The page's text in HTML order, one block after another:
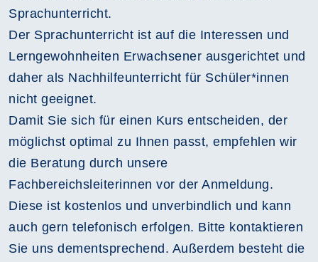
Sprachunterricht.
Der Sprachunterricht ist auf die Interessen und
Lerngewohnheiten Erwachsener ausgerichtet und
daher als Nachhilfeunterricht für Schüler*innen
nicht geeignet.
Damit Sie sich für einen Kurs entscheiden, der
möglichst optimal zu Ihnen passt, empfehlen wir
die Beratung durch unsere
Fachbereichsleiterinnen vor der Anmeldung.
Diese ist kostenlos und unverbindlich und kann
auch gern telefonisch erfolgen. Bitte kontaktieren
Sie uns dementsprechend. Außerdem besteht die